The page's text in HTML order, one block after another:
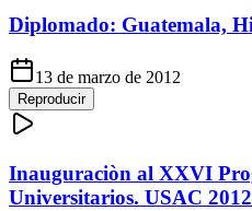
Diplomado: Guatemala,
13 de marzo de 2012
Reproducir
Inauguraciòn al XXVI
Universitarios. USAC 2012